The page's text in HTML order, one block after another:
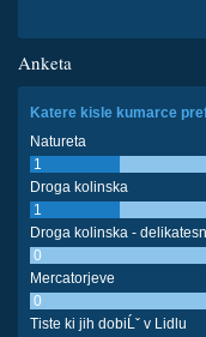
Anketa
Katere kisle kumarce
Natureta
1
Droga kolinska
1
Droga kolinska -
0
Mercatorjeve
0
Tiste ki jih dobiĹˇ v Lidlu